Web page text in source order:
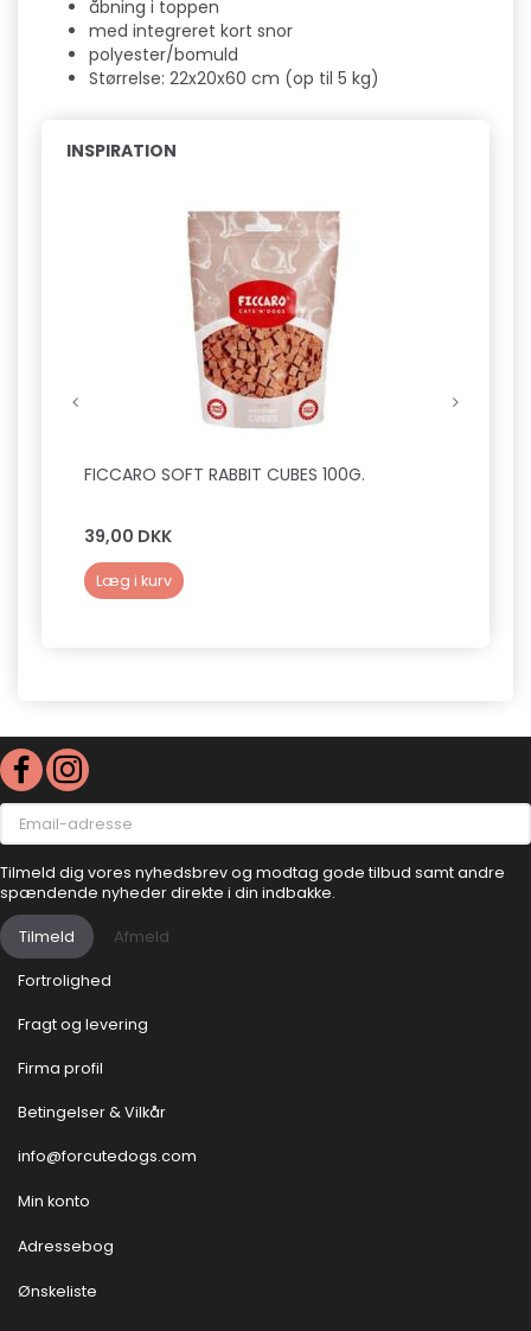
åbning i toppen
med integreret kort snor
polyester/bomuld
Størrelse: 22x20x60 cm (op til 5 kg)
INSPIRATION
FICCARO SOFT RABBIT CUBES 100G.
39,00 DKK
Læg i kurv
Email-
adresse
Tilmeld dig vores nyhedsbrev og modtag gode tilbud samt andre
spændende nyheder direkte i din indbakke.
Tilmeld Afmeld
Fortrolighed
Fragt og levering
Firma profil
Betingelser & Vilkår
info@forcutedogs.com
Min konto
Adressebog
Ønskeliste